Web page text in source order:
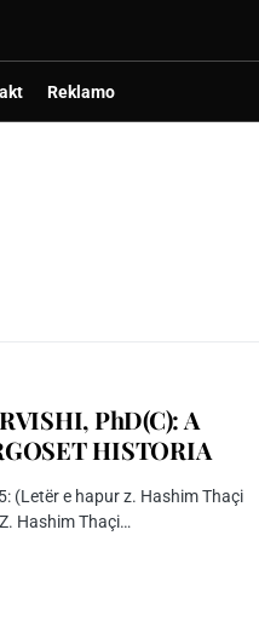
Reklamo
PhD(C): A
HISTORIA
(Letër e hapur z. Hashim Thaçi
Hashim Thaçi…